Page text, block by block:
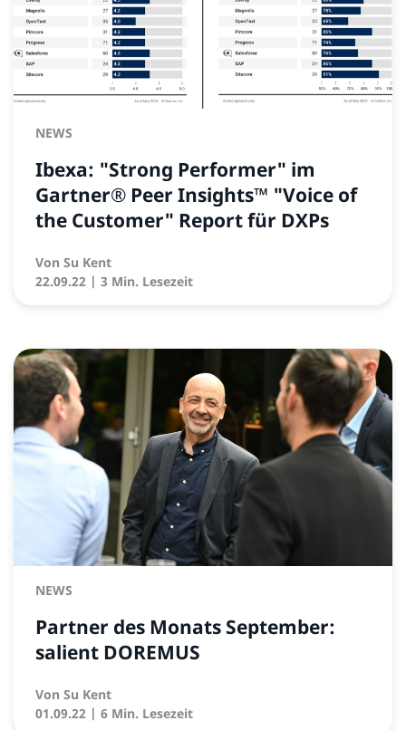
NEWS
Ibexa: "Strong Performer" im
Gartner® Peer Insights™ "Voice of
the Customer" Report für DXPs
Von Su Kent
22.09.22 | 3 Min. Lesezeit
NEWS
Partner des Monats September:
salient DOREMUS
Von Su Kent
01.09.22 | 6 Min. Lesezeit